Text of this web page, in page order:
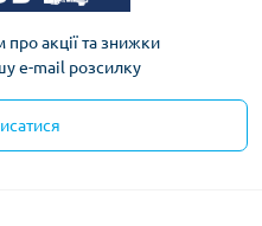
акції та знижки
e-mail розсилку